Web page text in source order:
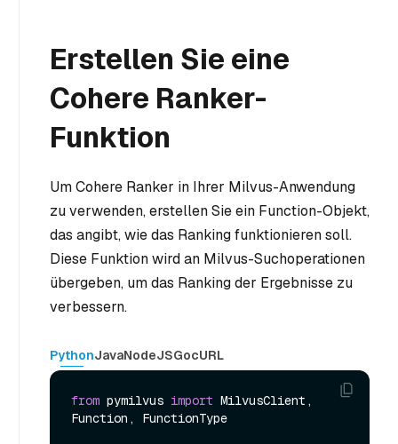
Erstellen Sie eine
Cohere Ranker-
Funktion
Um Cohere Ranker in Ihrer Milvus-Anwendung
zu verwenden, erstellen Sie ein Function-Objekt,
das angibt, wie das Ranking funktionieren soll.
Diese Funktion wird an Milvus-Suchoperationen
übergeben, um das Ranking der Ergebnisse zu
verbessern.
PythonJavaNodeJSGocURL
from pymilvus import MilvusClient,
Function, FunctionType